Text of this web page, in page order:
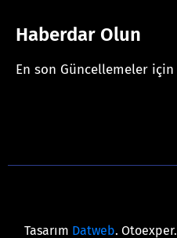
Haberdar Olun
En son Güncellemeler
Tasarım Datweb.